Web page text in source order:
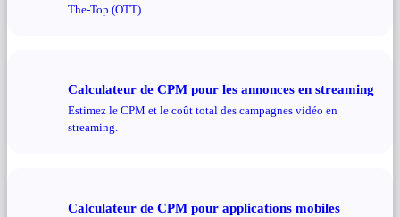
The-Top (OTT).
Calculateur de CPM pour les annonces en streaming
Estimez le CPM et le coût total des campagnes vidéo en
streaming.
Calculateur de CPM pour applications mobiles